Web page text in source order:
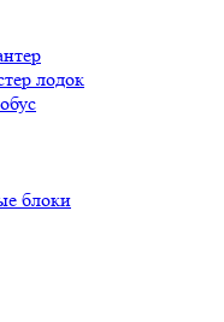
лодок
блоки